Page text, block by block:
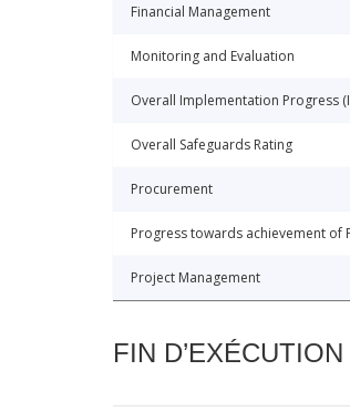
Financial Management
Monitoring and Evaluation
Overall Implementation Progress
Overall Safeguards Rating
Procurement
Progress towards achievement of
Project Management
FIN